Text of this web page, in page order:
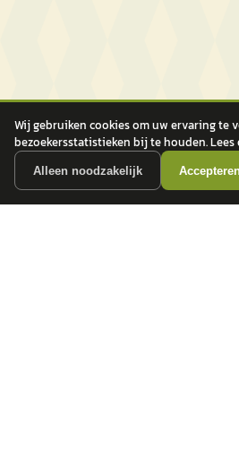
Wij gebruiken cookies om uw ervaring te
bezoekersstatistieken bij te houden. Lees
Alleen noodzakelijk